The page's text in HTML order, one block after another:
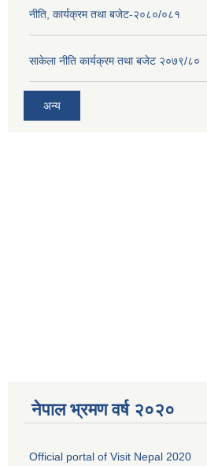
नीति, कार्यक्रम तथा बजेट-२०८०/०८१
साकेला नीति कार्यक्रम तथा बजेट २०७९/८०
अन्य
नेपाल भ्रमण वर्ष २०२०
Official portal of Visit Nepal 2020